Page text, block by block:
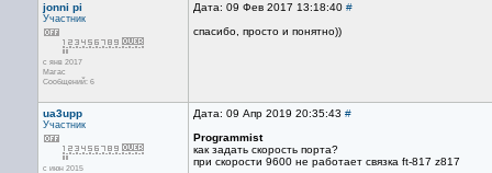
jonni pi
Участник
с янв 2017
Магас
Сообщений: 6
Дата: 09 Фев 2017 13:18:40 #
спасибо, просто и понятно))
ua3upp
Участник
с июн 2015
Дата: 09 Апр 2019 20:35:43 #
Programmist
как задать скорость порта?
при скорости 9600 не работает связка ft-817 z817